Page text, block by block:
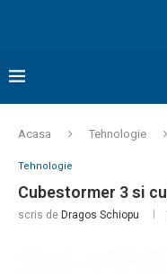
Acasa Tehnologie
Tehnologie
Cubestormer 3 si
scris de Dragos Schiopu